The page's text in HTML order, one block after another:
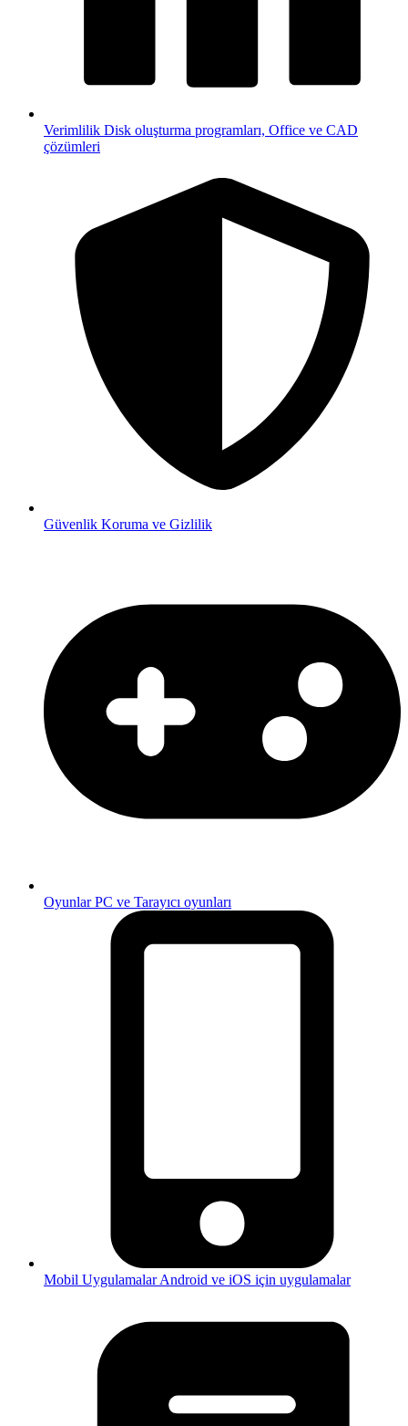
Verimlilik Disk oluşturma programları, Office ve CAD
çözümleri
Güvenlik Koruma ve Gizlilik
OyunlarPC ve Tarayıcı oyunları
Mobil UygulamalarAndroid ve iOS için uygulamalar